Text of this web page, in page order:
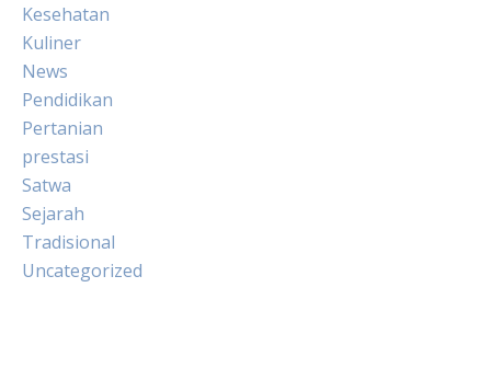
Kesehatan
Kuliner
News
Pendidikan
Pertanian
prestasi
Satwa
Sejarah
Tradisional
Uncategorized